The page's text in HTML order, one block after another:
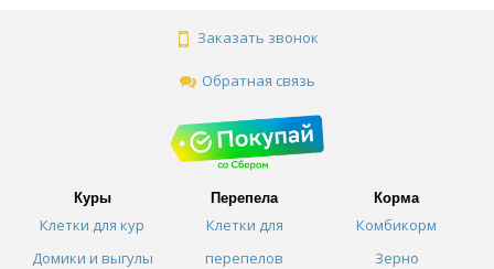
Заказать звонок
Обратная связь
Куры
Клетки для кур
Домики и выгулы
Перепела
Клетки для
перепелов
Корма
Комбикорм
Зерно